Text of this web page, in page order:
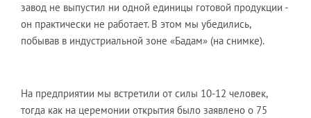
завод не выпустил ни одной единицы готовой продукции -
он практически не работает. В этом мы убедились,
побывав в индустриальной зоне «Бадам» (на снимке).
На предприятии мы встретили от силы 10-12 человек,
тогда как на церемонии открытия было заявлено о 75